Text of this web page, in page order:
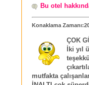
Bu otel
Konaklama
ÇOK
İki yıl
mutfakta